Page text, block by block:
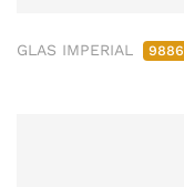
GLAS IMPERIAL 9886